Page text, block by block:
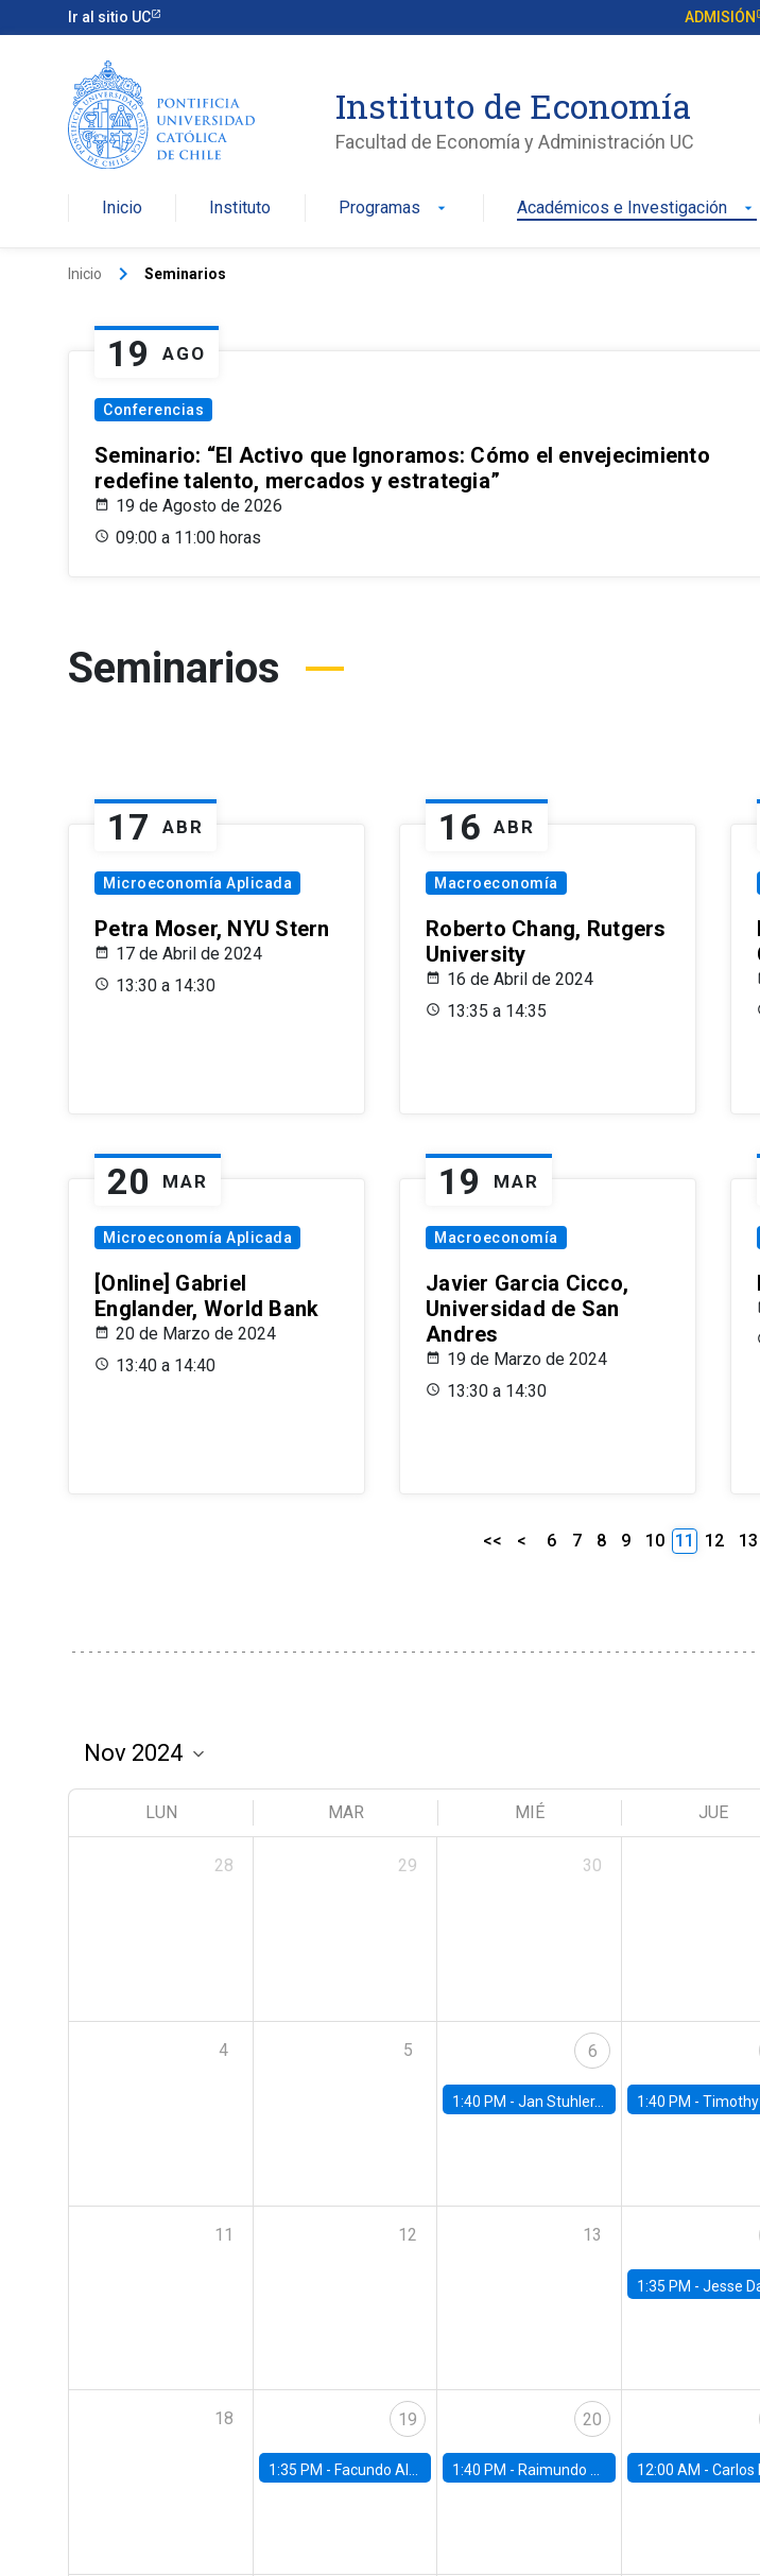
Ir al sitio UC ADMISIÓN
Instituto de Economía
Facultad de Economía y Administración UC
Inicio Instituto Programas arrow_drop_down Académicos e Investigación arrow_drop_down
Inicio keyboard_arrow_right Seminarios
19 AGO
Conferencias
Seminario: “El Activo que Ignoramos: Cómo el envejecimiento
redefine talento, mercados y estrategia”
19 de Agosto de 2026
09:00 a 11:00 horas
Seminarios
17 ABR
Microeconomía Aplicada
Petra Moser, NYU Stern
17 de Abril de 2024
13:30 a 14:30
16 ABR
Macroeconomía
Roberto Chang, Rutgers
University
16 de Abril de 2024
13:35 a 14:35
20 MAR
Microeconomía Aplicada
[Online] Gabriel
Englander, World Bank
20 de Marzo de 2024
13:40 a 14:40
19 MAR
Macroeconomía
Javier Garcia Cicco,
Universidad de San
Andres
19 de Marzo de 2024
13:30 a 14:30
<< < 6 7 8 9 10 11 12 13
LUN MAR MIÉ JUE
28 29 30
4 5 6
1:40 PM -Jan Stuhler, Universidad Carlos III de Madrid 1:40 PM -Timothy Simcoe, Boston
11 12 13
1:35 PM -Jesse Davis, University of North Carolina
18 19
1:35 PM - Facundo Albornoz, Universidad de San Andrés
20
1:40 PM - Raimundo Undurraga, Centro de Economía Aplicada, Universidad de Chile 12:00 AM -Carlos